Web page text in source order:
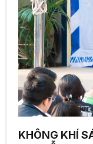
KHÔNG KHÍ